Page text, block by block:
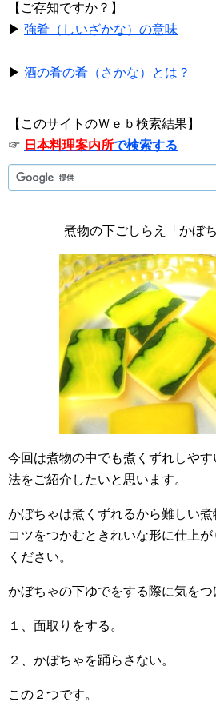
【ご存知ですか？】
▶ 強肴（しいざかな）の意味
▶ 酒の肴の肴（さかな）とは？
【このサイトのＷｅｂ検索結果】
☞ 日本料理案内所で検索する
煮物の下ごしらえ「かぼ
今回は煮物の中でも煮くずれしやす
法をご紹介したいと思います。
かぼちゃは煮くずれるから難しい
コツをつかむときれいな形に仕上
ください。
かぼちゃの下ゆでをする際に気をつ
１、面取りをする。
２、かぼちゃを踊らさない。
この２つです。